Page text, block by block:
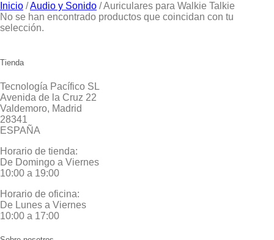
Inicio /Audio y Sonido /Auriculares para Walkie Talkie
No se han encontrado productos que coincidan con tu
selección.
Tienda
Tecnología Pacífico SL
Avenida de la Cruz 22
Valdemoro, Madrid
28341
ESPAÑA
Horario de tienda:
De Domingo a Viernes
10:00 a 19:00
Horario de oficina:
De Lunes a Viernes
10:00 a 17:00